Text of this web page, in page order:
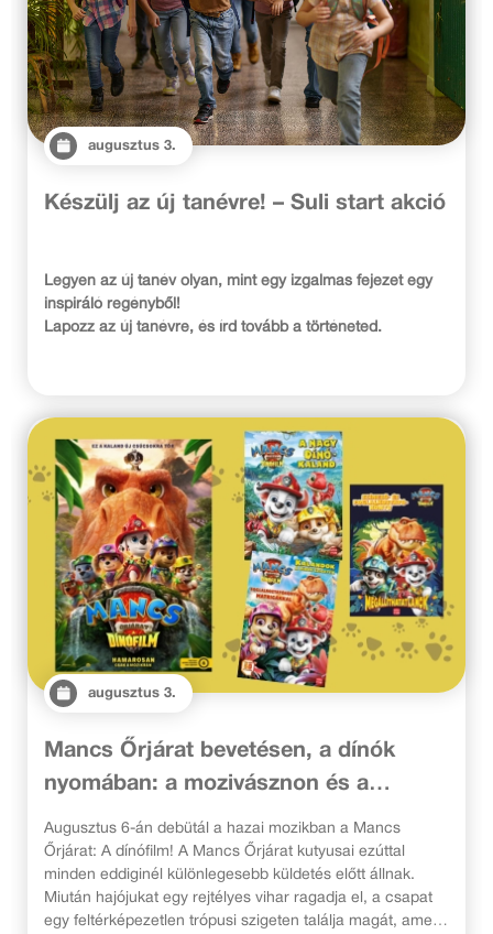
augusztus 3.
Készülj az új tanévre! – Suli start akció
Legyen az új tanév olyan, mint egy izgalmas fejezet egy
inspiráló regényből!
Lapozz az új tanévre, és írd tovább a történeted.
augusztus 3.
Mancs Őrjárat bevetésen, a dínók
nyomában: a mozivásznon és a
könyvek lapjain is új kalandok várják a
rajongókat!
Augusztus 6-án debütál a hazai mozikban a Mancs
Őrjárat: A dínófilm! A Mancs Őrjárat kutyusai ezúttal
minden eddiginél különlegesebb küldetés előtt állnak.
Miután hajójukat egy rejtélyes vihar ragadja el, a csapat
egy feltérképezetlen trópusi szigeten találja magát, amely